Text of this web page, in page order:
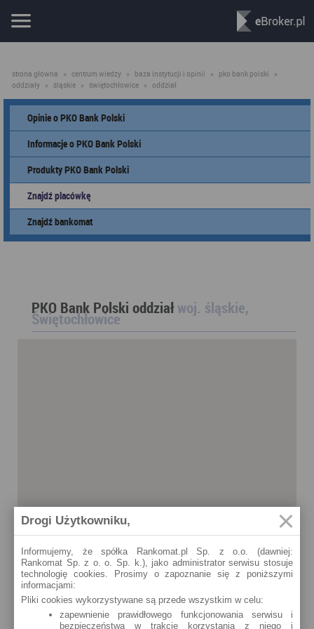
strona główna » centrum wiedzy » baza instytucji i opinii » pko bank polski
»
oddziały » śląskie » świętochłowice » oddział
Opinie o PKO Bank Polski
Informacje o PKO Bank Polski
Produkty PKO Bank Polski
Znajdź placówkę
Znajdź bankomat
PKO Bank Polski oddziałwoj. śląskie,
Świętochłowice
Drogi Użytkowniku,
Informujemy, że spółka Rankomat.pl Sp. z o.o. (dawniej:
Rankomat Sp. z o. o. Sp. k.), jako administrator serwisu stosuje
technologię cookies. Prosimy o zapoznanie się z poniższymi
informacjami:
Pliki cookies wykorzystywane są przede wszystkim w celu:
zapewnienie prawidłowego funkcjonowania serwisu i
bezpieczeństwa w trakcie korzystania z niego i